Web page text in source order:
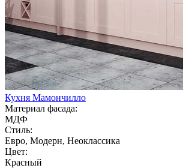
Кухня Мамончилло
Материал фасада:
МДФ
Стиль:
Евро, Модерн, Неоклассика
Цвет:
Красный